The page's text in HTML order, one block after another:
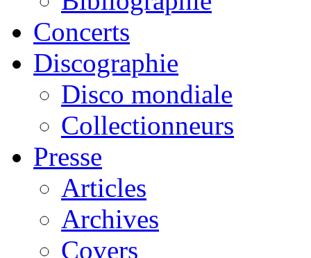
Concerts
Discographie
Disco mondiale
Collectionneurs
Presse
Articles
Archives
Covers